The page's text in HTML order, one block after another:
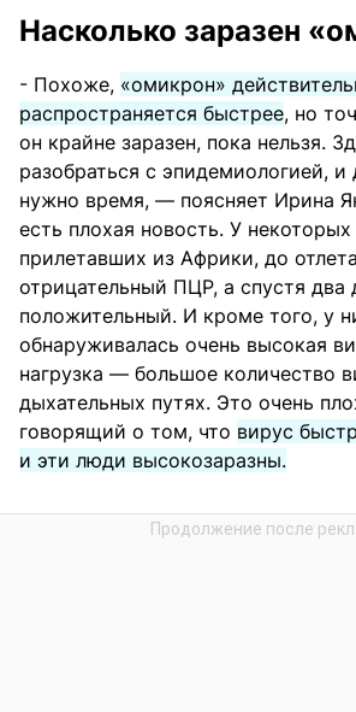
Насколько заразен
- Похоже, «омикрон»
распространяется быстрее, но
он крайне заразен, пока нельзя.
разобраться с эпидемиологией, и
нужно время, — поясняет Ирина
есть плохая новость. У
прилетавших из Африки, до
отрицательный ПЦР, а спустя
положительный. И кроме того, у
обнаруживалась очень высокая
нагрузка — большое количество
дыхательных путях. Это очень
говорящий о том, что вирус
и эти люди высокозаразны.